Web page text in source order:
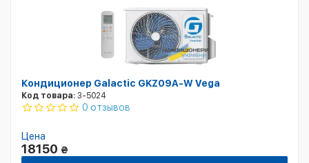
Кондиционер Galactic GKZ09A-W Vega
Код товара: 3-5024
0 отзывов
Цена
18150 ₴